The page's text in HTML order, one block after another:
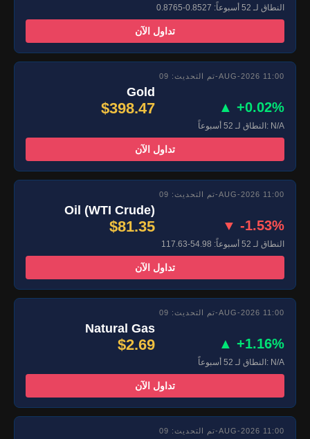
النطاق لـ 52 أسبوعاً: 0.8527-0.8765
تداول الآن
تم التحديث: 09-AUG-2026 11:00
Gold
$398.47 ▲ +0.02%
النطاق لـ 52 أسبوعاً: N/A
تداول الآن
تم التحديث: 09-AUG-2026 11:00
Oil (WTI Crude)
$81.35 ▼ -1.53%
النطاق لـ 52 أسبوعاً: 54.98-117.63
تداول الآن
تم التحديث: 09-AUG-2026 11:00
Natural Gas
$2.69 ▲ +1.16%
النطاق لـ 52 أسبوعاً: N/A
تداول الآن
تم التحديث: 09-AUG-2026 11:00